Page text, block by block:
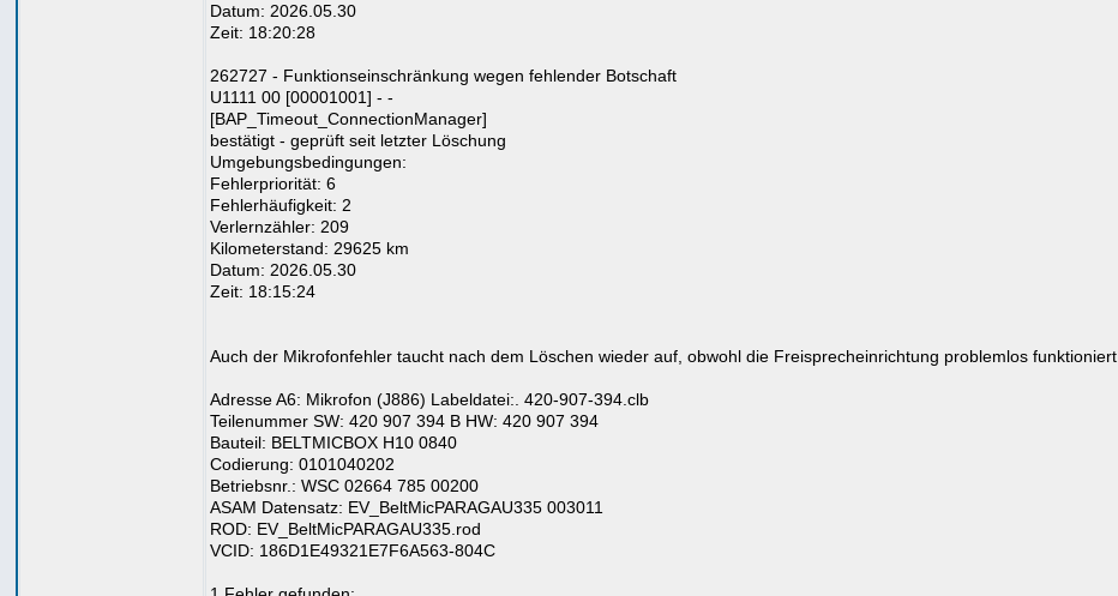
Datum: 2026.05.30
Zeit: 18:20:28
262727 - Funktionseinschränkung wegen fehlender Botschaft
U1111 00 [00001001] - -
[BAP_Timeout_ConnectionManager]
bestätigt - geprüft seit letzter Löschung
Umgebungsbedingungen:
Fehlerpriorität: 6
Fehlerhäufigkeit: 2
Verlernzähler: 209
Kilometerstand: 29625 km
Datum: 2026.05.30
Zeit: 18:15:24
Auch der Mikrofonfehler taucht nach dem Löschen wieder auf, obwohl die Freisprecheinrichtung problemlos funktioniert.
Adresse A6: Mikrofon (J886) Labeldatei:. 420-907-394.clb
Teilenummer SW: 420 907 394 B HW: 420 907 394
Bauteil: BELTMICBOX H10 0840
Codierung: 0101040202
Betriebsnr.: WSC 02664 785 00200
ASAM Datensatz: EV_BeltMicPARAGAU335 003011
ROD: EV_BeltMicPARAGAU335.rod
VCID: 186D1E49321E7F6A563-804C